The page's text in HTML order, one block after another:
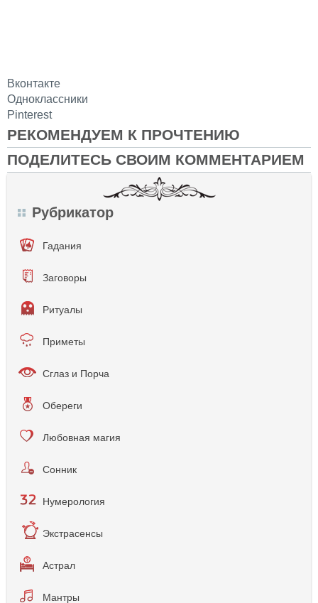
Вконтакте
Одноклассники
Pinterest
РЕКОМЕНДУЕМ К ПРОЧТЕНИЮ
ПОДЕЛИТЕСЬ СВОИМ КОММЕНТАРИЕМ
Рубрикатор
Гадания
Заговоры
Ритуалы
Приметы
Сглаз и Порча
Обереги
Любовная магия
Сонник
Нумерология
Экстрасенсы
Астрал
Мантры